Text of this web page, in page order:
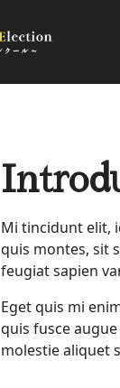
Mi tincidunt elit,
quis montes, sit
feugiat sapien
Eget quis mi
quis fusce
molestie aliquet